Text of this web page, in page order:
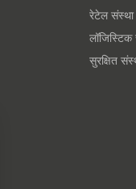
रेटेल संस्था
लॉजिस्टिक
सुरक्षित